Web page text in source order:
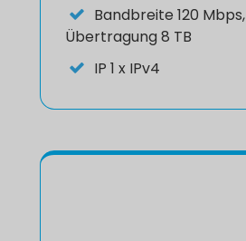
Bandbreite 120 Mbps,
Übertragung 8 TB
IP 1 x IPv4